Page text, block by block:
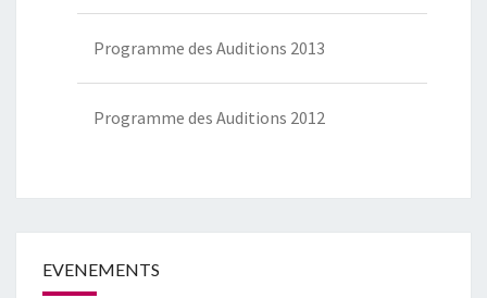
Programme des Auditions 2013
Programme des Auditions 2012
EVENEMENTS